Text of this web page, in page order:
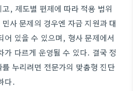
, 제도별 편제에 따라 적용 범위
사 문제의 경우엔 자금 지원과 대
어 있을 수 있으며, 형사 문제에서
가 다르게 운영될 수 있다. 결국 정
누리려면 전문가의 맞춤형 진단
다.